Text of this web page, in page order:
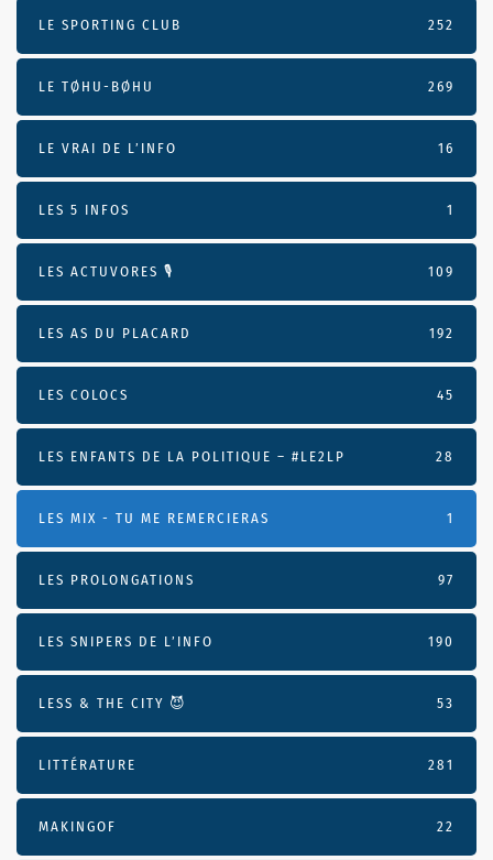
LE SPORTING CLUB 252
LE TØHU-BØHU 269
LE VRAI DE L’INFO 16
LES 5 INFOS 1
LES ACTUVORES 🎙 109
LES AS DU PLACARD 192
LES COLOCS 45
LES ENFANTS DE LA POLITIQUE – #LE2LP 28
LES MIX - TU ME REMERCIERAS 1
LES PROLONGATIONS 97
LES SNIPERS DE L’INFO 190
LESS & THE CITY 😈 53
LITTÉRATURE 281
MAKINGOF 22